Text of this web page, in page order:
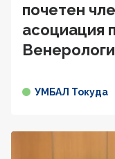
почетен
асоциация
УМБАЛ Токуда